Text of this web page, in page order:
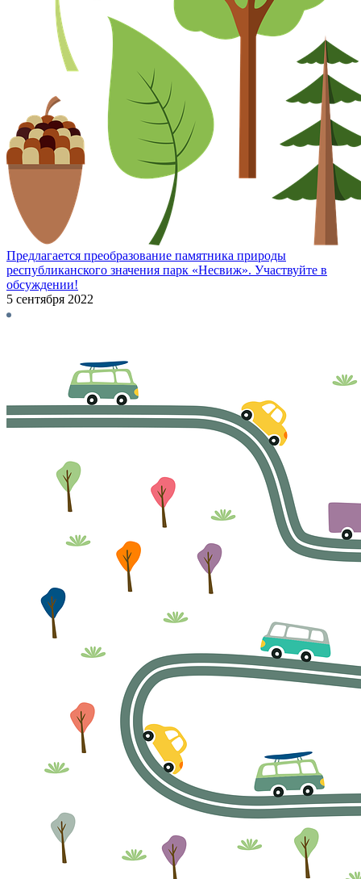
Предлагается преобразование памятника природы
республиканского значения парк «Несвиж». Участвуйте в
обсуждении!
5 сентября 2022